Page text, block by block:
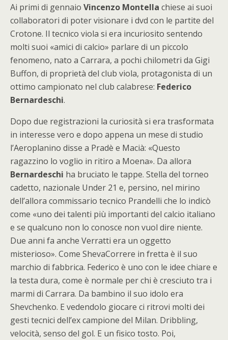
Ai primi di gennaio Vincenzo Montella chiese ai suoi
collaboratori di poter visionare i dvd con le partite del
Crotone. Il tecnico viola si era incuriosito sentendo
molti suoi «amici di calcio» parlare di un piccolo
fenomeno, nato a Carrara, a pochi chilometri da Gigi
Buffon, di proprietà del club viola, protagonista di un
ottimo campionato nel club calabrese: Federico
Bernardeschi.
Dopo due registrazioni la curiosità si era trasformata
in interesse vero e dopo appena un mese di studio
l’Aeroplanino disse a Pradè e Macià: «Questo
ragazzino lo voglio in ritiro a Moena». Da allora
Bernardeschi ha bruciato le tappe. Stella del torneo
cadetto, nazionale Under 21 e, persino, nel mirino
dell’allora commissario tecnico Prandelli che lo indicò
come «uno dei talenti più importanti del calcio italiano
e se qualcuno non lo conosce non vuol dire niente.
Due anni fa anche Verratti era un oggetto
misterioso». Come ShevaCorrere in fretta è il suo
marchio di fabbrica. Federico è uno con le idee chiare e
la testa dura, come è normale per chi è cresciuto tra i
marmi di Carrara. Da bambino il suo idolo era
Shevchenko. E vedendolo giocare ci ritrovi molti dei
gesti tecnici dell’ex campione del Milan. Dribbling,
velocità, senso del gol. E un fisico tosto. Poi,